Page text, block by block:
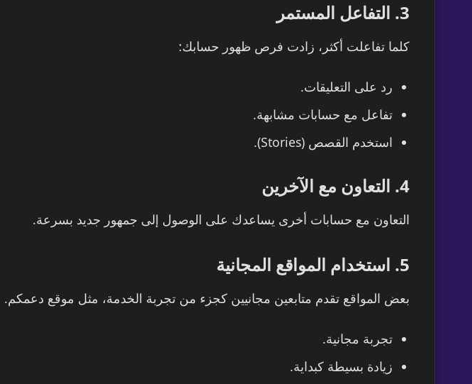
3. التفاعل المستمر
كلما تفاعلت أكثر، زادت فرص ظهور حسابك:
رد على التعليقات.
تفاعل مع حسابات مشابهة.
استخدم القصص (Stories).
4. التعاون مع الآخرين
التعاون مع حسابات أخرى يساعدك على الوصول إلى جمهور جديد بسرعة.
5. استخدام المواقع المجانية
بعض المواقع تقدم متابعين مجانيين كجزء من تجربة الخدمة، مثل موقع دعمكم.
تجربة مجانية.
زيادة بسيطة كبداية.